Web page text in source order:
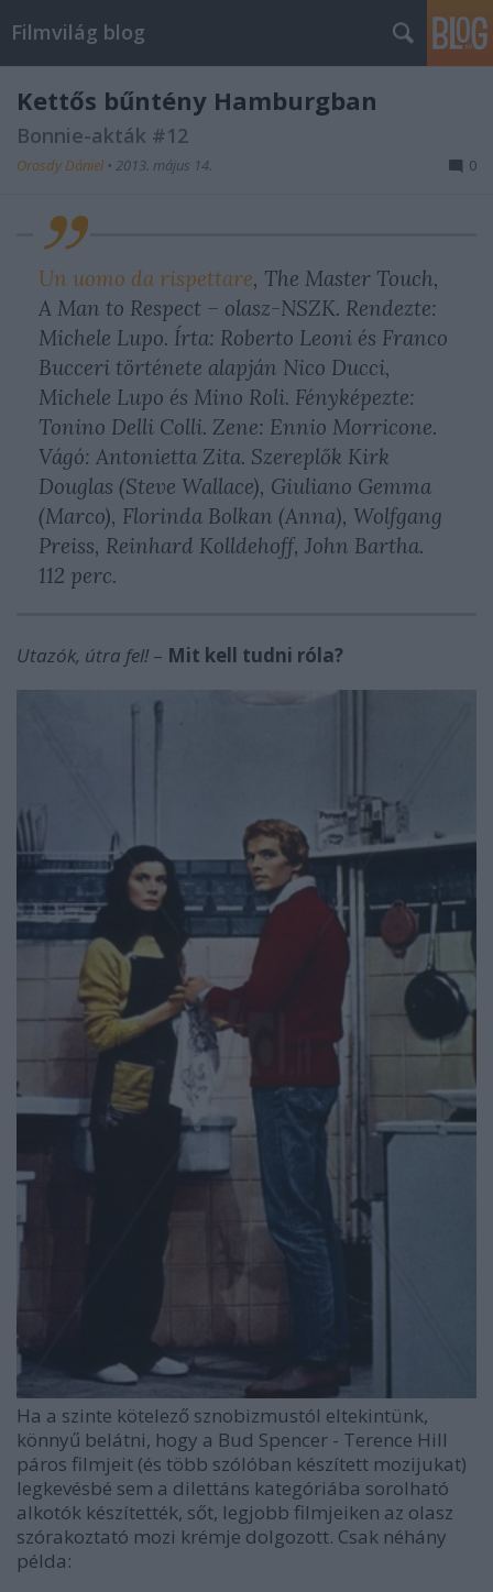
Filmvilág blog
Kettős bűntény Hamburgban
Bonnie-akták #12
Orosdy Dániel • 2013. május 14. 0
Un uomo da rispettare, The Master Touch,
A Man to Respect – olasz-NSZK. Rendezte:
Michele Lupo. Írta: Roberto Leoni és Franco
Bucceri története alapján Nico Ducci,
Michele Lupo és Mino Roli. Fényképezte:
Tonino Delli Colli. Zene: Ennio Morricone.
Vágó: Antonietta Zita. Szereplők Kirk
Douglas (Steve Wallace), Giuliano Gemma
(Marco), Florinda Bolkan (Anna), Wolfgang
Preiss, Reinhard Kolldehoff, John Bartha.
112 perc.
Utazók, útra fel!– Mit kell tudni róla?
Ha a szinte kötelező sznobizmustól eltekintünk,
könnyű belátni, hogy a Bud Spencer - Terence Hill
páros filmjeit (és több szólóban készített mozijukat)
legkevésbé sem a dilettáns kategóriába sorolható
alkotók készítették, sőt, legjobb filmjeiken az olasz
szórakoztató mozi krémje dolgozott. Csak néhány
példa: